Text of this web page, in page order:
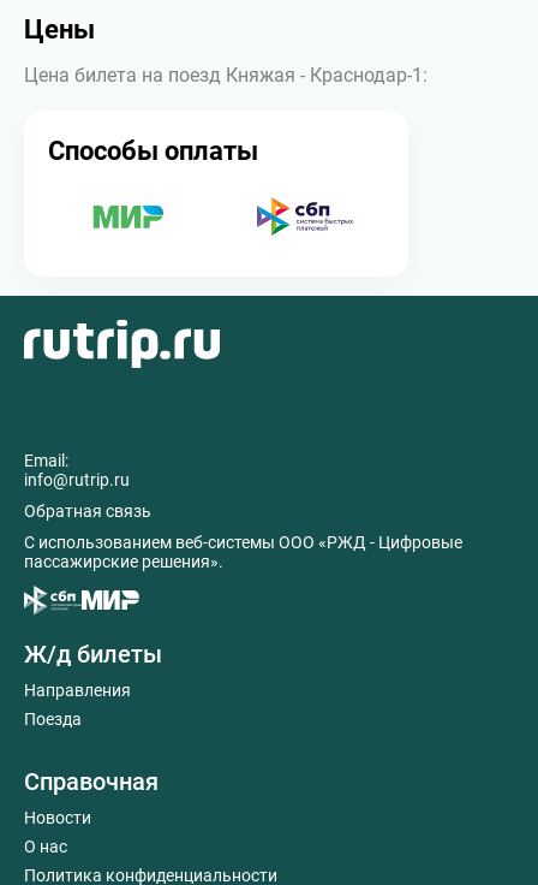
Цены
Цена билета на поезд Княжая - Краснодар-1:
Способы оплаты
Email:
info@rutrip.ru
Обратная связь
C использованием веб-системы ООО «РЖД - Цифровые
пассажирские решения».
Ж/д билеты
Направления
Поезда
Справочная
Новости
О нас
Политика конфиденциальности